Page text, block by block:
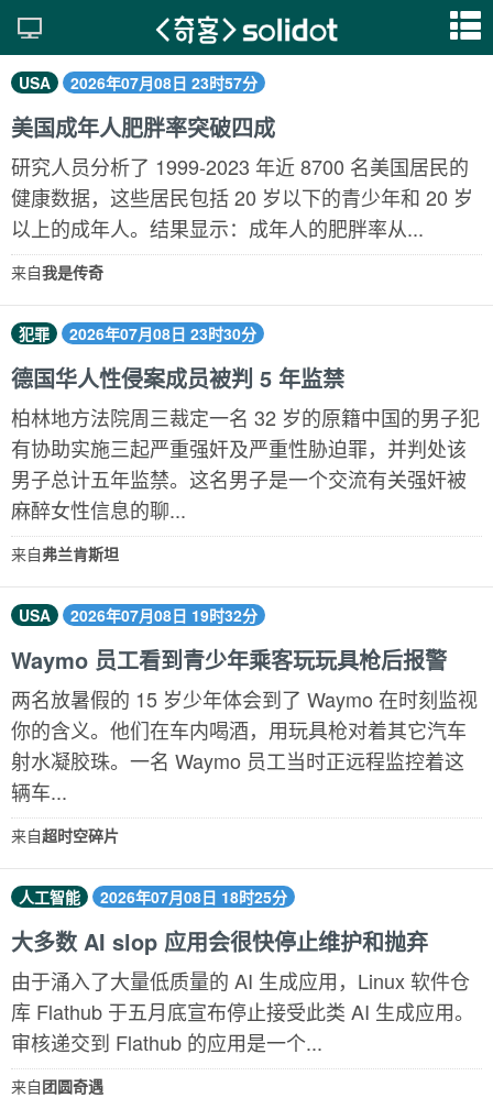
USA 2026年07月08日 23时57分
美国成年人肥胖率突破四成
研究人员分析了 1999-2023 年近 8700 名美国居民的
健康数据，这些居民包括 20 岁以下的青少年和 20 岁
以上的成年人。结果显示：成年人的肥胖率从...
来自我是传奇
犯罪 2026年07月08日 23时30分
德国华人性侵案成员被判 5 年监禁
柏林地方法院周三裁定一名 32 岁的原籍中国的男子犯
有协助实施三起严重强奸及严重性胁迫罪，并判处该
男子总计五年监禁。这名男子是一个交流有关强奸被
麻醉女性信息的聊...
来自弗兰肯斯坦
USA 2026年07月08日 19时32分
Waymo 员工看到青少年乘客玩玩具枪后报警
两名放暑假的 15 岁少年体会到了 Waymo 在时刻监视
你的含义。他们在车内喝酒，用玩具枪对着其它汽车
射水凝胶珠。一名 Waymo 员工当时正远程监控着这
辆车...
来自超时空碎片
人工智能 2026年07月08日 18时25分
大多数 AI slop 应用会很快停止维护和抛弃
由于涌入了大量低质量的 AI 生成应用，Linux 软件仓
库 Flathub 于五月底宣布停止接受此类 AI 生成应用。
审核递交到 Flathub 的应用是一个...
来自团圆奇遇